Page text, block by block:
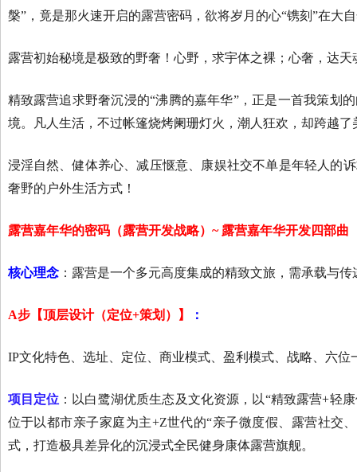
槃”，竟是那火速开启的露营密码，欲将岁月的心“镌刻”在大
露营初始秘境是极致的野奢！心野，求宇体之裸；心奢，达天
精致露营追求野奢沉浸的“沸腾的嘉年华”，正是一首我策划
境。凡人生活，不过帐篷烧烤阑珊灯火，潮人狂欢，却跨越
浸淫自然、健体养心、减压惬意、康娱社交不单是年轻人的
奢野的户外生活方式！
露营嘉年华的密码（露营开发战略） ~ 露营嘉年华开发四部曲
核心理念：露营是一个多元高度集成的精致文旅，需承载与传
A步【顶层设计（定位+策划）】 ：
IP文化特色、选址、定位、商业模式、盈利模式、战略、六位
项目定位 ：以白鹭湖优质生态及文化资源，以“精致露营+轻
位于以都市亲子家庭为主+Z世代的“亲子微度假、露营社交
式，打造极具差异化的沉浸式全民健身康体露营旗舰。